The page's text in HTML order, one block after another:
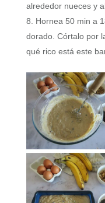
alrededor nueces y
Hornea 50 min a
dorado. Córtalo por
qué rico está este